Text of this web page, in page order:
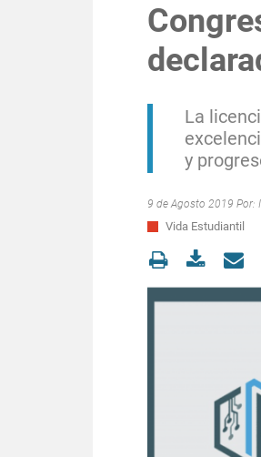
La
y
9 de Agosto 2019 Por:
Vida Estudiantil